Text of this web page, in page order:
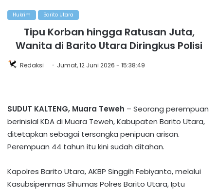
Hukrim Barito Utara
Tipu Korban hingga Ratusan Juta,
Wanita di Barito Utara Diringkus Polisi
Redaksi Jumat, 12 Juni 2026 - 15:38:49
SUDUT KALTENG, Muara Teweh – Seorang perempuan
berinisial KDA di Muara Teweh, Kabupaten Barito Utara,
ditetapkan sebagai tersangka penipuan arisan.
Perempuan 44 tahun itu kini sudah ditahan.
‎‎Kapolres Barito Utara, AKBP Singgih Febiyanto, melalui
Kasubsipenmas Sihumas Polres Barito Utara, Iptu